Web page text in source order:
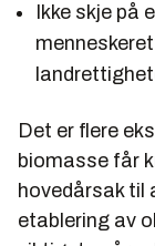
Ikke skje på
Det er flere
biomasse får
hovedårsak til
etablering av